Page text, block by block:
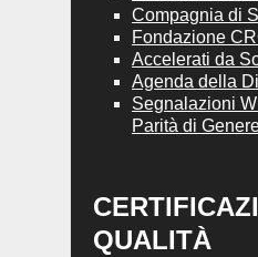
Compagnia di
Fondazione
Accelerati da
Agenda della
Segnalazioni
Parità di
QUALITÀ